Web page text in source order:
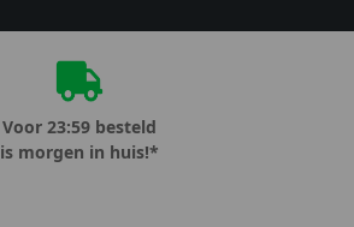
Voor 23:59 besteld
is morgen in huis!*